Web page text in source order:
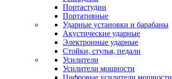
Портастудии
Портативные
Ударные установки и барабаны
Акустические ударные
Электронные ударные
Стойки, стулья, педали
Усилители
Усилители мощности
Цифровые усилители мощности